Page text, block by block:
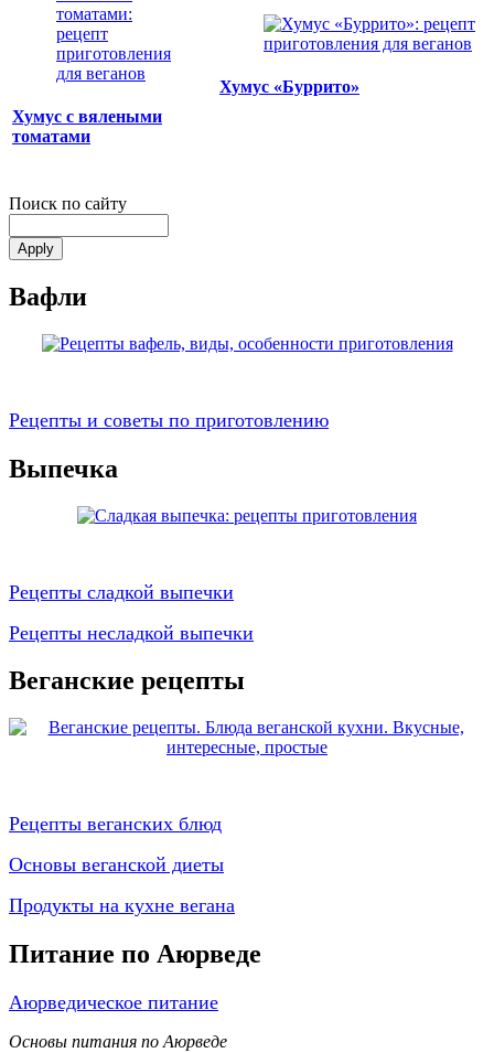
Хумус с вялеными
томатами
Хумус «Буррито»
Поиск по сайту
Вафли
Рецепты и советы по приготовлению
Выпечка
Рецепты сладкой выпечки
Рецепты несладкой выпечки
Веганские рецепты
Рецепты веганских блюд
Основы веганской диеты
Продукты на кухне вегана
Питание по Аюрведе
Аюрведическое питание
Основы питания по Аюрведе